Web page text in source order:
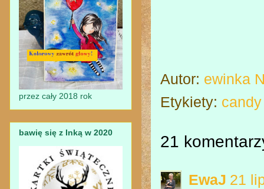
Autor: ewinka
Etykiety: candy
21
EwaJ 21
przez cały 2018 rok
bawię się z Inką w 2020